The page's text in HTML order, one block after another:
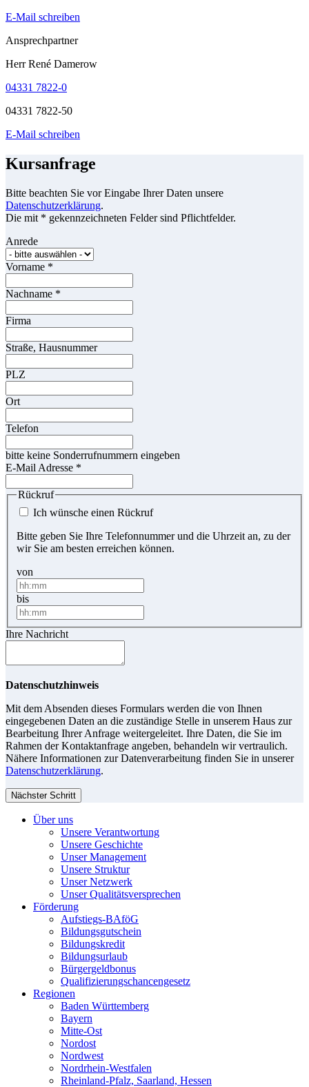
E-Mail schreiben
Ansprechpartner
Herr René Damerow
04331 7822-0
04331 7822-50
E-Mail schreiben
Kursanfrage
Bitte beachten Sie vor Eingabe Ihrer Daten unsere
Datenschutzerklärung.
Die mit * gekennzeichneten Felder sind Pflichtfelder.
Anrede
Vorname *
Nachname *
Firma
Straße, Hausnummer
PLZ
Ort
Telefon
bitte keine Sonderrufnummern eingeben
E-Mail Adresse *
Rückruf
Ich wünsche einen Rückruf
Bitte geben Sie Ihre Telefonnummer und die Uhrzeit an, zu der
wir Sie am besten erreichen können.
von
bis
Ihre Nachricht
Datenschutzhinweis
Mit dem Absenden dieses Formulars werden die von Ihnen
eingegebenen Daten an die zuständige Stelle in unserem Haus zur
Bearbeitung Ihrer Anfrage weitergeleitet. Ihre Daten, die Sie im
Rahmen der Kontaktanfrage angeben, behandeln wir vertraulich.
Nähere Informationen zur Datenverarbeitung finden Sie in unserer
Datenschutzerklärung.
Nächster Schritt
Über uns
Unsere Verantwortung
Unsere Geschichte
Unser Management
Unsere Struktur
Unser Netzwerk
Unser Qualitätsversprechen
Förderung
Aufstiegs-BAföG
Bildungsgutschein
Bildungskredit
Bildungsurlaub
Bürgergeldbonus
Qualifizierungschancengesetz
Regionen
Baden Württemberg
Bayern
Mitte-Ost
Nordost
Nordwest
Nordrhein-Westfalen
Rheinland-Pfalz, Saarland, Hessen